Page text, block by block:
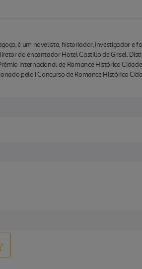
é um novelista, historiador, investigador
do encantador Hotel Castillo de Grisel.
Internacional de Romance Histórico
pelo I Concurso de Romance Histórico